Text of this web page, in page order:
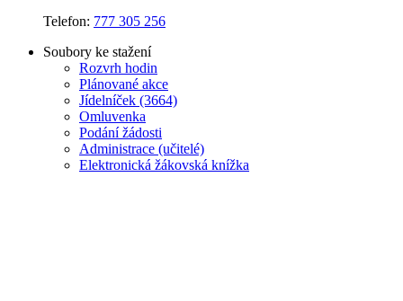
Telefon: 777 305 256
Soubory ke stažení
Rozvrh hodin
Plánované akce
Jídelníček (3664)
Omluvenka
Podání žádosti
Administrace (učitelé)
Elektronická žákovská knížka